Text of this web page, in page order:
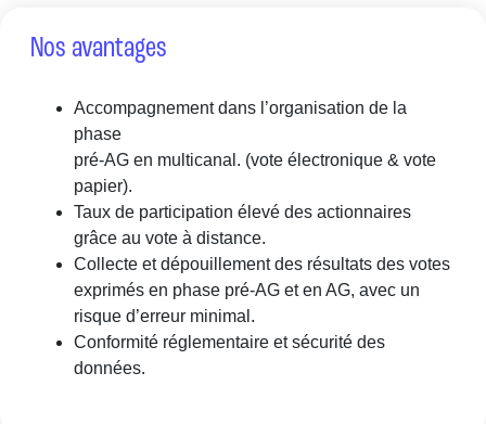
Nos avantages
Accompagnement dans l’organisation de la
phase
pré-AG en multicanal. (vote électronique & vote
papier).
Taux de participation élevé des actionnaires
grâce au vote à distance.
Collecte et dépouillement des résultats des votes
exprimés en phase pré-AG et en AG, avec un
risque d’erreur minimal.
Conformité réglementaire et sécurité des
données.